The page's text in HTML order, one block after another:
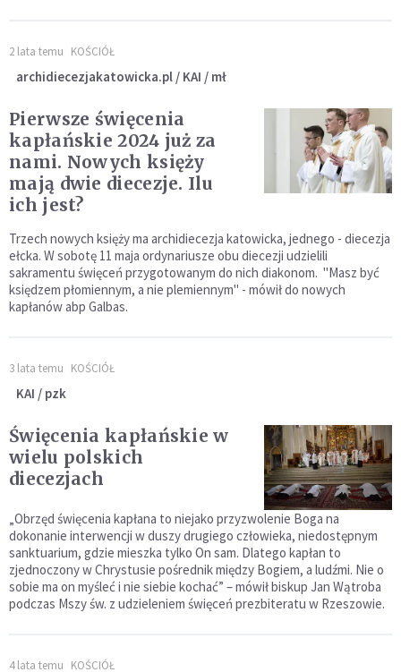
2 lata temu KOŚCIÓŁ
archidiecezjakatowicka.pl / KAI / mł
Pierwsze święcenia
kapłańskie 2024 już za
nami. Nowych księży
mają dwie diecezje. Ilu
ich jest?
Trzech nowych księży ma archidiecezja katowicka, jednego - diecezja
ełcka. W sobotę 11 maja ordynariusze obu diecezji udzielili
sakramentu święceń przygotowanym do nich diakonom. "Masz być
księdzem płomiennym, a nie plemiennym" - mówił do nowych
kapłanów abp Galbas.
3 lata temu KOŚCIÓŁ
KAI / pzk
Święcenia kapłańskie w
wielu polskich
diecezjach
„Obrzęd święcenia kapłana to niejako przyzwolenie Boga na
dokonanie interwencji w duszy drugiego człowieka, niedostępnym
sanktuarium, gdzie mieszka tylko On sam. Dlatego kapłan to
zjednoczony w Chrystusie pośrednik między Bogiem, a ludźmi. Nie o
sobie ma on myśleć i nie siebie kochać” – mówił biskup Jan Wątroba
podczas Mszy św. z udzieleniem święceń prezbiteratu w Rzeszowie.
4 lata temu KOŚCIÓŁ